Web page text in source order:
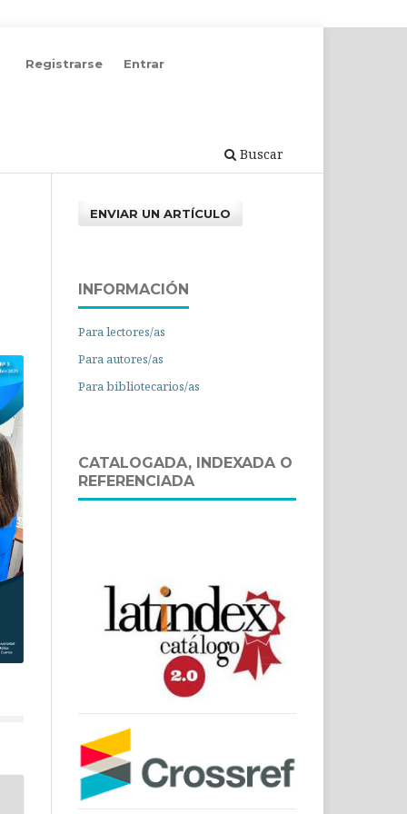
Buscar
Registrarse Entrar
ENVIAR UN ARTÍCULO
INFORMACIÓN
Para lectores/as
Para autores/as
Para bibliotecarios/as
CATALOGADA, INDEXADA O
REFERENCIADA